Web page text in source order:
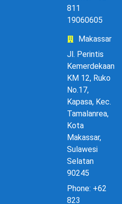
811
19060605
Makassar
Jl. Perintis
Kemerdekaan
KM 12, Ruko
No.17,
Kapasa, Kec.
Tamalanrea,
Kota
Makassar,
Sulawesi
Selatan
90245
Phone: +62
823